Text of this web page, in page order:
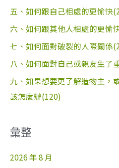
五、如何跟自己相處的更愉快
六、如何跟其他人相處的更愉
七、如何面對破裂的人際關係
八、如何面對自己或親友生了
九、如果想要更了解造物主，
該怎麼辦(120)
彙整
2026 年 8 月